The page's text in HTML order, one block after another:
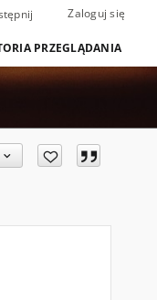
Zaloguj się
PRZEGLĄDANIA